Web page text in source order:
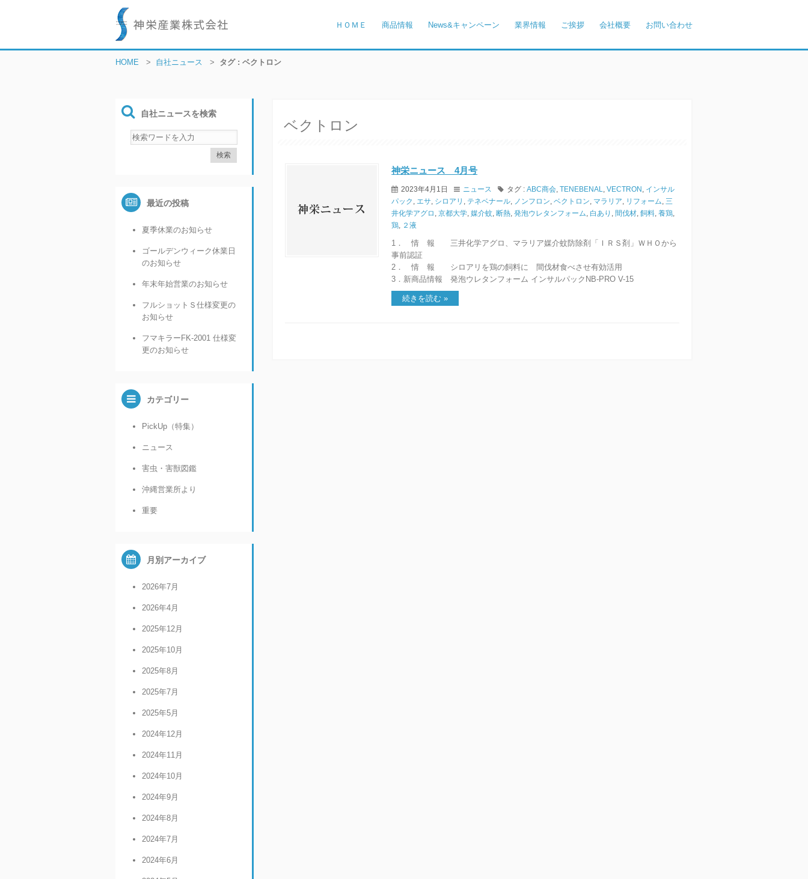
ＨＯＭＥ 商品情報 News&キャンペーン 業界情報 ご挨拶 会社概要 お問い合わせ
HOME > 自社ニュース > タグ : ベクトロン
ベクトロン
神栄ニュース 4月号
2023年4月1日 ニュース タグ :ABC商会 ,TENEBENAL ,VECTRON
インサル
パック
エサ シロアリ テネベナール ノンフロン ,ベクトロン マラリア リフォーム
三
井化学アグロ
,京都大学 ,媒介蚊 断熱 ,発泡ウレタンフォーム 白あり 間伐材 ,飼料 ,養鶏
鶏
２液
1． 情 報 三井化学アグロ、マラリア媒介蚊防除剤「ＩＲＳ剤」ＷＨＯから
事前認証
2． 情 報 シロアリを鶏の飼料に 間伐材食べさせ有効活用
3．新商品情報 発泡ウレタンフォーム インサルパックNB-PRO V-15
続きを読む »
自社ニュースを検索
最近の投稿
夏季休業のお知らせ
ゴールデンウィーク休業日
のお知らせ
年末年始営業のお知らせ
フルショットＳ仕様変更の
お知らせ
フマキラーFK-2001 仕様変
更のお知らせ
カテゴリー
PickUp（特集）
ニュース
害虫・害獣図鑑
沖縄営業所より
重要
月別アーカイブ
2026年7月
2026年4月
2025年12月
2025年10月
2025年8月
2025年7月
2025年5月
2024年12月
2024年11月
2024年10月
2024年9月
2024年8月
2024年7月
2024年6月